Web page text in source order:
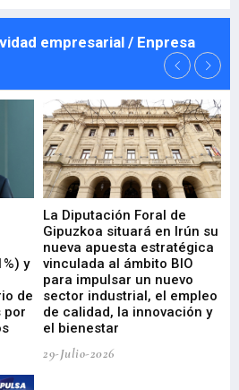
empresarial / Enpresa
y
de
por
La Diputación Foral de
Gipuzkoa situará en Irún su
nueva apuesta estratégica
vinculada al ámbito BIO
para impulsar un nuevo
sector industrial, el empleo
de calidad, la innovación y
el bienestar
29-Julio-2026